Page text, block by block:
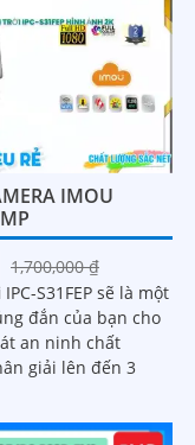
IMOU
1,700,000 ₫
S31FEP sẽ là một
đắn của bạn cho
an ninh chất
giải lên đến 3